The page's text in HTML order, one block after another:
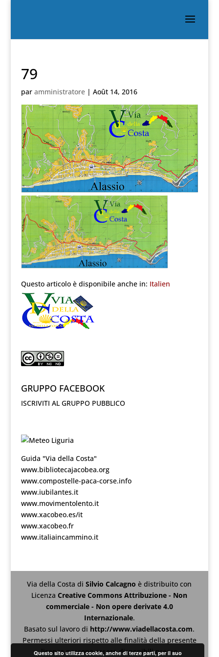
79
par amministratore| Août 14, 2016
Questo articolo è disponibile anche in: Italien
GRUPPO FACEBOOK
ISCRIVITI AL GRUPPO PUBBLICO
Guida "Via della Costa"
www.bibliotecajacobea.org
www.compostelle-paca-corse.info
www.iubilantes.it
www.movimentolento.it
www.xacobeo.es/it
www.xacobeo.fr
www.italiaincammino.it
Via della Costa diSilvio Calcagnoè distribuito con
LicenzaCreative Commons Attribuzione - Non
commerciale - Non opere derivate 4.0
Internazionale.
Basato sul lavoro di http://www.viadellacosta.com.
Permessi ulteriori rispetto alle finalità della presente
licenza possono essere disponibili presso
Questo sito utilizza cookie, anche di terze parti, per il suo